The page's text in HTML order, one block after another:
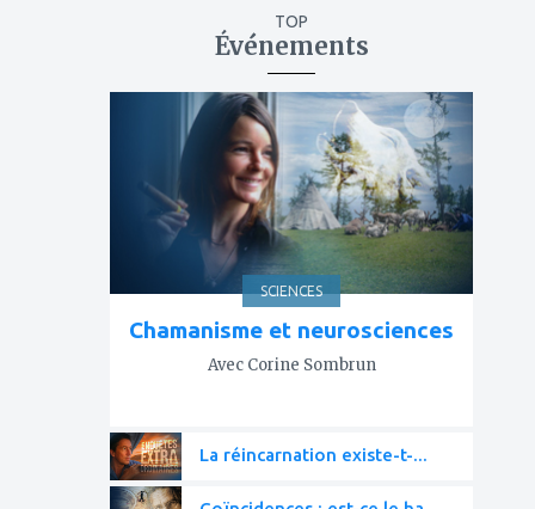
TOP
Événements
favoris
SCIENCES
Chamanisme et neurosciences
Avec Corine Sombrun
La réincarnation existe-t-...